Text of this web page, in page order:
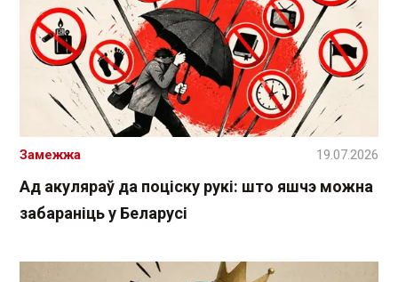
Ад акуляраў да поціску рукі: што яшчэ можна
забараніць у Беларусі
Замежжа 19.07.2026